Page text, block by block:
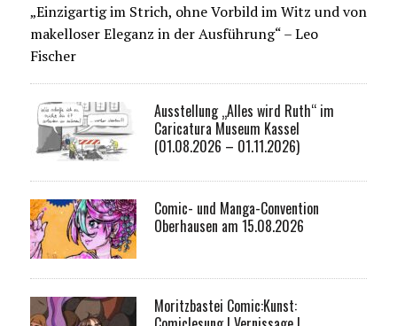
„Einzigartig im Strich, ohne Vorbild im Witz und von
makelloser Eleganz in der Ausführung“ – Leo
Fischer
Ausstellung „Alles wird Ruth“ im
Caricatura Museum Kassel
(01.08.2026 – 01.11.2026)
Comic- und Manga-Convention
Oberhausen am 15.08.2026
Moritzbastei Comic:Kunst: